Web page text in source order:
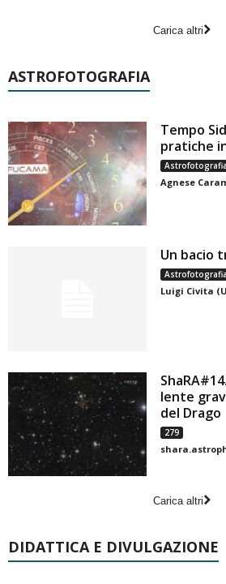
Carica altri
ASTROFOTOGRAFIA
Tempo
pratiche
Astrofotografia
Agnese
Un bacio
Astrofotografia
Luigi Civita
lente
del Drago
279
Carica altri
DIDATTICA E DIVULGAZIONE